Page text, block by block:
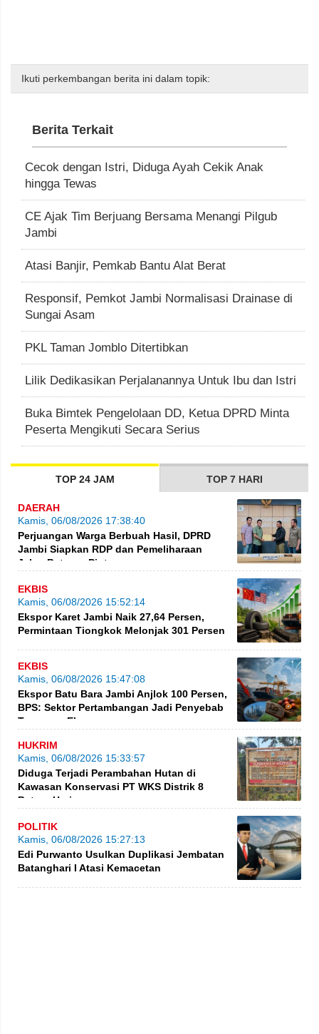
Ikuti perkembangan berita ini dalam topik:
Berita Terkait
Cecok dengan Istri, Diduga Ayah Cekik Anak
hingga Tewas
CE Ajak Tim Berjuang Bersama Menangi Pilgub
Jambi
Atasi Banjir, Pemkab Bantu Alat Berat
Responsif, Pemkot Jambi Normalisasi Drainase di
Sungai Asam
PKL Taman Jomblo Ditertibkan
Lilik Dedikasikan Perjalanannya Untuk Ibu dan Istri
Buka Bimtek Pengelolaan DD, Ketua DPRD Minta
Peserta Mengikuti Secara Serius
TOP 24 JAM TOP 7 HARI
DAERAH
Kamis, 06/08/2026 17:38:40
Perjuangan Warga Berbuah Hasil, DPRD
Jambi Siapkan RDP dan Pemeliharaan
Jalan Betung–Pintas
EKBIS
Kamis, 06/08/2026 15:52:14
Ekspor Karet Jambi Naik 27,64 Persen,
Permintaan Tiongkok Melonjak 301 Persen
EKBIS
Kamis, 06/08/2026 15:47:08
Ekspor Batu Bara Jambi Anjlok 100 Persen,
BPS: Sektor Pertambangan Jadi Penyebab
Turunnya Ekspor
HUKRIM
Kamis, 06/08/2026 15:33:57
Diduga Terjadi Perambahan Hutan di
Kawasan Konservasi PT WKS Distrik 8
BatangHari
POLITIK
Kamis, 06/08/2026 15:27:13
Edi Purwanto Usulkan Duplikasi Jembatan
Batanghari I Atasi Kemacetan